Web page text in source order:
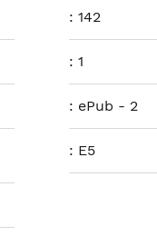
:142
:1
: ePub - 2
: E5